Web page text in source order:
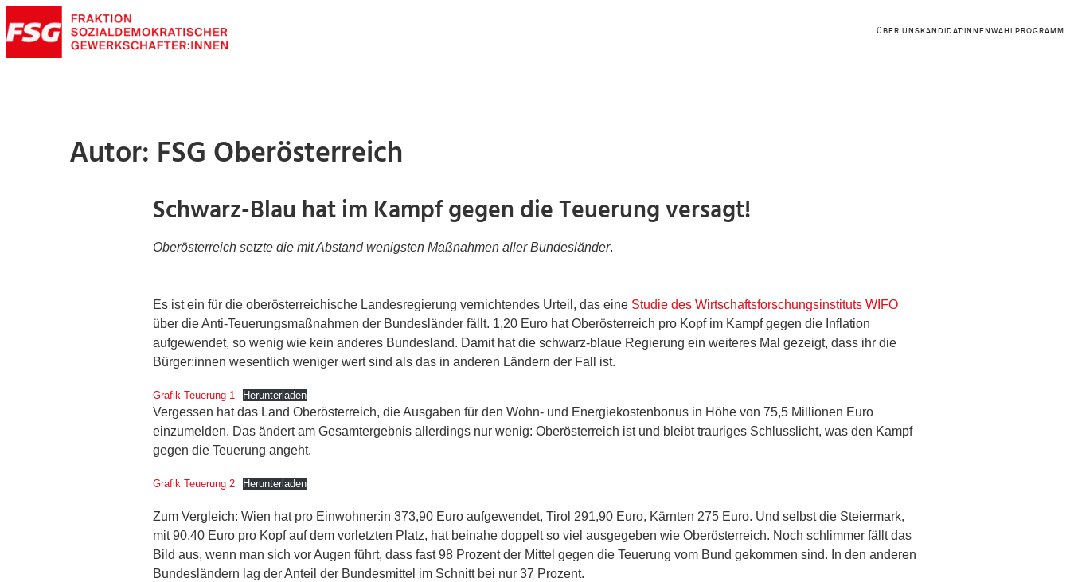
ÜBER UNS KANDIDAT:INNENWAHLPROGRAMM
Autor: FSG Oberösterreich
Schwarz-Blau hat im Kampf gegen die Teuerung versagt!
Oberösterreich setzte die mit Abstand wenigsten Maßnahmen aller Bundesländer.
Es ist ein für die oberösterreichische Landesregierung vernichtendes Urteil, das eine Studie des Wirtschaftsforschungsinstituts WIFO
über die Anti-Teuerungsmaßnahmen der Bundesländer fällt. 1,20 Euro hat Oberösterreich pro Kopf im Kampf gegen die Inflation
aufgewendet, so wenig wie kein anderes Bundesland. Damit hat die schwarz-blaue Regierung ein weiteres Mal gezeigt, dass ihr die
Bürger:innen wesentlich weniger wert sind als das in anderen Ländern der Fall ist.
Grafik Teuerung 1 Herunterladen
Vergessen hat das Land Oberösterreich, die Ausgaben für den Wohn- und Energiekostenbonus in Höhe von 75,5 Millionen Euro
einzumelden. Das ändert am Gesamtergebnis allerdings nur wenig: Oberösterreich ist und bleibt trauriges Schlusslicht, was den Kampf
gegen die Teuerung angeht.
Grafik Teuerung 2 Herunterladen
Zum Vergleich: Wien hat pro Einwohner:in 373,90 Euro aufgewendet, Tirol 291,90 Euro, Kärnten 275 Euro. Und selbst die Steiermark,
mit 90,40 Euro pro Kopf auf dem vorletzten Platz, hat beinahe doppelt so viel ausgegeben wie Oberösterreich. Noch schlimmer fällt das
Bild aus, wenn man sich vor Augen führt, dass fast 98 Prozent der Mittel gegen die Teuerung vom Bund gekommen sind. In den anderen
Bundesländern lag der Anteil der Bundesmittel im Schnitt bei nur 37 Prozent.